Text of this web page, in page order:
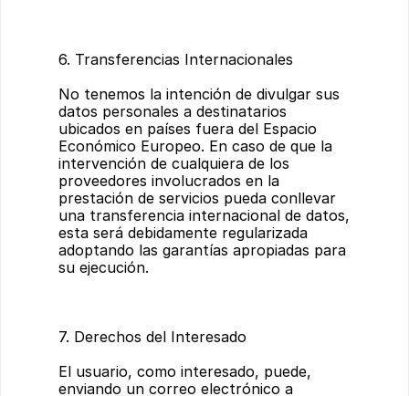
6. Transferencias Internacionales
No tenemos la intención de divulgar sus
datos personales a destinatarios
ubicados en países fuera del Espacio
Económico Europeo. En caso de que la
intervención de cualquiera de los
proveedores involucrados en la
prestación de servicios pueda conllevar
una transferencia internacional de datos,
esta será debidamente regularizada
adoptando las garantías apropiadas para
su ejecución.
7. Derechos del Interesado
El usuario, como interesado, puede,